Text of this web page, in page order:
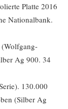
Platte 2016
Nationalbank.
Ag 900. 34
130.000
(Silber Ag